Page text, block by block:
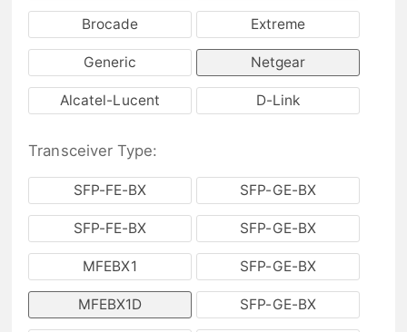
Brocade Extreme
Generic Netgear
Alcatel-Lucent D-Link
Transceiver Type:
SFP-FE-BX SFP-GE-BX
SFP-FE-BX SFP-GE-BX
MFEBX1 SFP-GE-BX
MFEBX1D SFP-GE-BX